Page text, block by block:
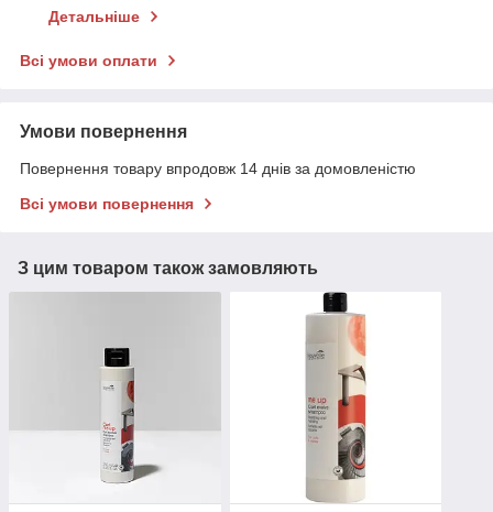
Детальніше
Всі умови оплати
Умови повернення
Повернення товару впродовж 14 днів за домовленістю
Всі умови повернення
З цим товаром також замовляють